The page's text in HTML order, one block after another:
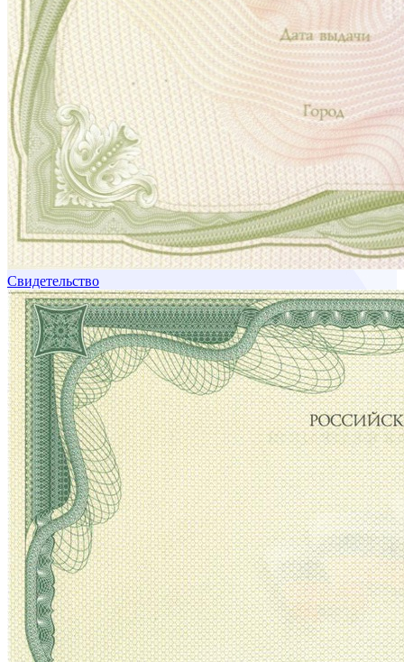
Свидетельство